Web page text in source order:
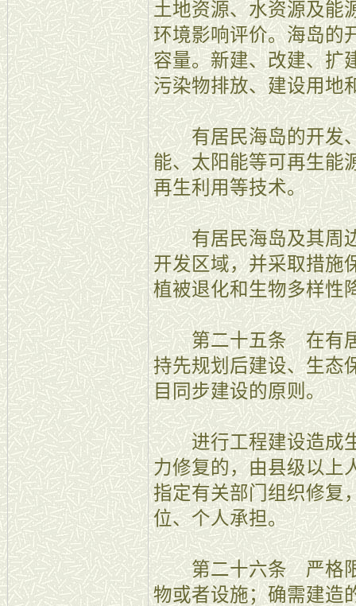
土地资源、水资源及能
环境影响评价。海岛的
容量。新建、改建、扩
污染物排放、建设用地
有居民海岛的开发、
能、太阳能等可再生能
再生利用等技术。
有居民海岛及其周边
开发区域，并采取措施
植被退化和生物多样性
第二十五条 在有居
持先规划后建设、生态
目同步建设的原则。
进行工程建设造成生
力修复的，由县级以上
指定有关部门组织修复
位、个人承担。
第二十六条 严格限
物或者设施；确需建造